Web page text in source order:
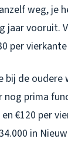
weg, je
jaar vooruit.
per
bij de
nog prima
€120 per
in